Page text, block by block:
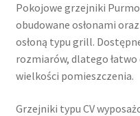
Pokojowe grzejniki
obudowane osłonami
osłoną typu grill.
rozmiarów, dlatego
wielkości pomieszczenia.
Grzejniki typu CV